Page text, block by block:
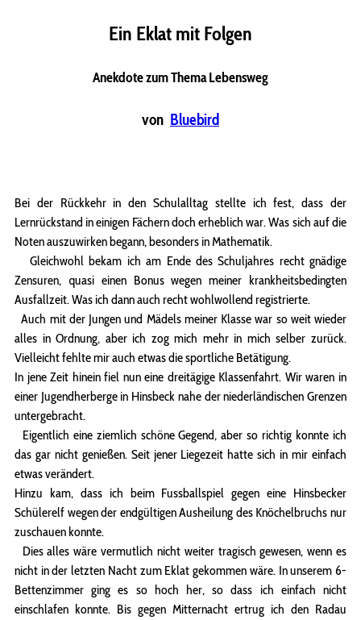
Ein Eklat mit Folgen
Anekdote zum Thema Lebensweg
von Bluebird
Bei der Rückkehr in den Schulalltag stellte ich fest, dass der
Lernrückstand in einigen Fächern doch erheblich war. Was sich auf die
Noten auszuwirken begann, besonders in Mathematik.
Gleichwohl bekam ich am Ende des Schuljahres recht gnädige
Zensuren, quasi einen Bonus wegen meiner krankheitsbedingten
Ausfallzeit. Was ich dann auch recht wohlwollend registrierte.
Auch mit der Jungen und Mädels meiner Klasse war so weit wieder
alles in Ordnung, aber ich zog mich mehr in mich selber zurück.
Vielleicht fehlte mir auch etwas die sportliche Betätigung.
In jene Zeit hinein fiel nun eine dreitägige Klassenfahrt. Wir waren in
einer Jugendherberge in Hinsbeck nahe der niederländischen Grenzen
untergebracht.
Eigentlich eine ziemlich schöne Gegend, aber so richtig konnte ich
das gar nicht genießen. Seit jener Liegezeit hatte sich in mir einfach
etwas verändert.
Hinzu kam, dass ich beim Fussballspiel gegen eine Hinsbecker
Schülerelf wegen der endgültigen Ausheilung des Knöchelbruchs nur
zuschauen konnte.
Dies alles wäre vermutlich nicht weiter tragisch gewesen, wenn es
nicht in der letzten Nacht zum Eklat gekommen wäre. In unserem 6-
Bettenzimmer ging es so hoch her, so dass ich einfach nicht
einschlafen konnte. Bis gegen Mitternacht ertrug ich den Radau